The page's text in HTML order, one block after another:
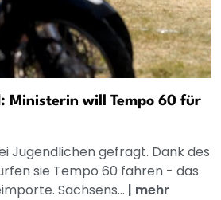
Ministerin will Tempo 60 für
Jugendlichen gefragt. Dank des
sie Tempo 60 fahren - das
Sachsens... | mehr